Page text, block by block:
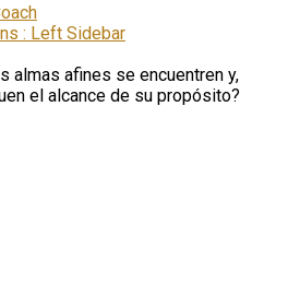
: Left Sidebar
almas afines se encuentren y,
el alcance de su propósito?